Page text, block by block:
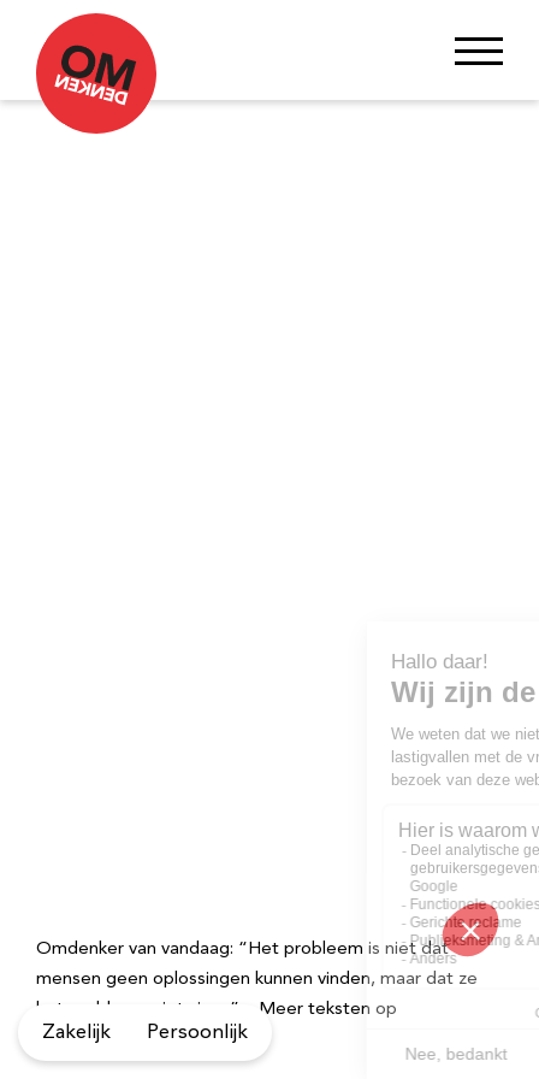
Omdenker van vandaag: “Het probleem is niet dat
mensen geen oplossingen kunnen vinden, maar dat ze
het probleem niet zien. ” – Meer teksten op
Omdenken.nl
Zakelijk Persoonlijk